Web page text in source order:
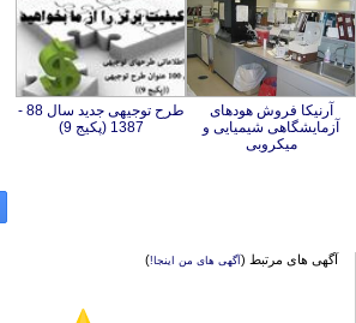
آرنیکا فروش هودهای
آزمایشگاهی شیمیایی و
میکروبی
طرح توجیهی جدید سال 88 -
1387 (پکیج 9)
آگهی های مرتبط (آگهی های من اینجا!)